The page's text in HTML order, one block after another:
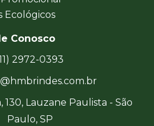
Ecológicos
Conosco
2972-0393
130, Lauzane Paulista - São
Paulo, SP